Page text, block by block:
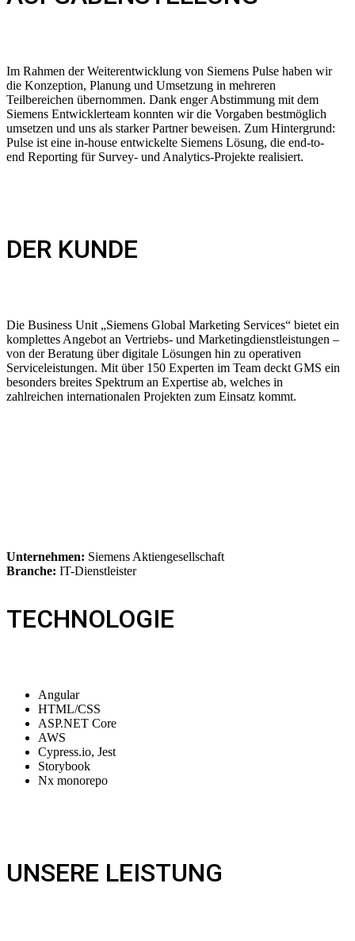
Im Rahmen der Weiterentwicklung von Siemens Pulse haben wir
die Konzeption, Planung und Umsetzung in mehreren
Teilbereichen übernommen. Dank enger Abstimmung mit dem
Siemens Entwicklerteam konnten wir die Vorgaben bestmöglich
umsetzen und uns als starker Partner beweisen. Zum Hintergrund:
Pulse ist eine in-house entwickelte Siemens Lösung, die end-to-
end Reporting für Survey- und Analytics-Projekte realisiert.
DER KUNDE
Die Business Unit „Siemens Global Marketing Services“ bietet ein
komplettes Angebot an Vertriebs- und Marketingdienstleistungen –
von der Beratung über digitale Lösungen hin zu operativen
Serviceleistungen. Mit über 150 Experten im Team deckt GMS ein
besonders breites Spektrum an Expertise ab, welches in
zahlreichen internationalen Projekten zum Einsatz kommt.
Unternehmen: Siemens Aktiengesellschaft
Branche: IT-Dienstleister
TECHNOLOGIE
Angular
HTML/CSS
ASP.NET Core
AWS
Cypress.io, Jest
Storybook
Nx monorepo
UNSERE LEISTUNG